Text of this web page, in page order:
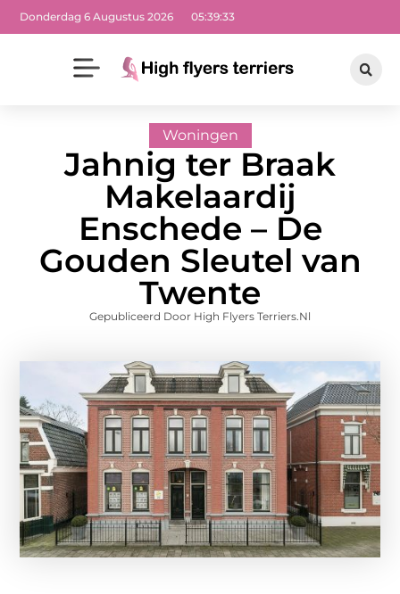
Donderdag 6 Augustus 2026 05:39:34
Woningen
Jahnig ter Braak
Makelaardij
Enschede – De
Gouden Sleutel van
Twente
Gepubliceerd Door High Flyers Terriers.nl